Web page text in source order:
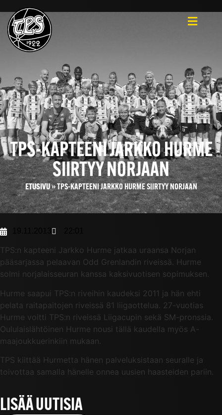
TPS-KAPTEENI JARKKO HURME
SIIRTYY NORJAAN
ETUSIVU»TPS-KAPTEENI JARKKO HURME SIIRTYY NORJAAN
TPS:n kapteeni Jarkko Hurme jatkaa uraansa Norjan
pääsarjassa pelaavan Odd Grenlandin riveissä. Hurme
solmi norjalaisseuran kanssa kaksivuotisen sopimuksen.
Hurme saapui TPS:n riveihin kaudeksi 2011 ja hän ehti
pelata raitapaitojen riveissä 81 liigaottelua. 27-vuotias
Hurme voitti TPS:n riveissä Liigacupin sekä SM-pronssia.
Oululaislähtöinen Hurme nousi tällä kaudella myös A-
maajoukkuerinkiin mukaan.
TPS kiittää Hurmetta hänen palveluksistaan seuralle ja
toivottaa samalla hänelle onnea uusien haasteiden pariin.
LISÄÄ UUTISIA